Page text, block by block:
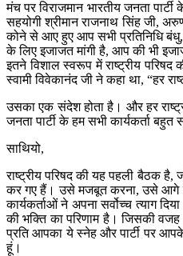
मंच पर विराजमान भारतीय जनता
सहयोगी श्रीमान राजनाथ सिंह जी,
कोने से आए हुए आप सभी प्रतिनिधि बंधु,
के लिए इजाजत मांगी है, आप की भी
इतने विशाल स्वरूप में राष्ट्रीय
स्वामी विवेकानंद जी ने कहा था, “हर
उसका एक संदेश होता है। और हर राष्ट्र
जनता पार्टी के हम सभी कार्यकर्ता
साथियो,
राष्ट्रीय परिषद की यह पहली बैठक है,
कर गए हैं। उसे मजबूत करना, उसे आगे
कार्यकर्ताओं ने अपना सर्वोच्च त्याग
की भक्ति का परिणाम है। जिसकी
प्रति आपका ये स्नेह और पार्टी पर
हूं।